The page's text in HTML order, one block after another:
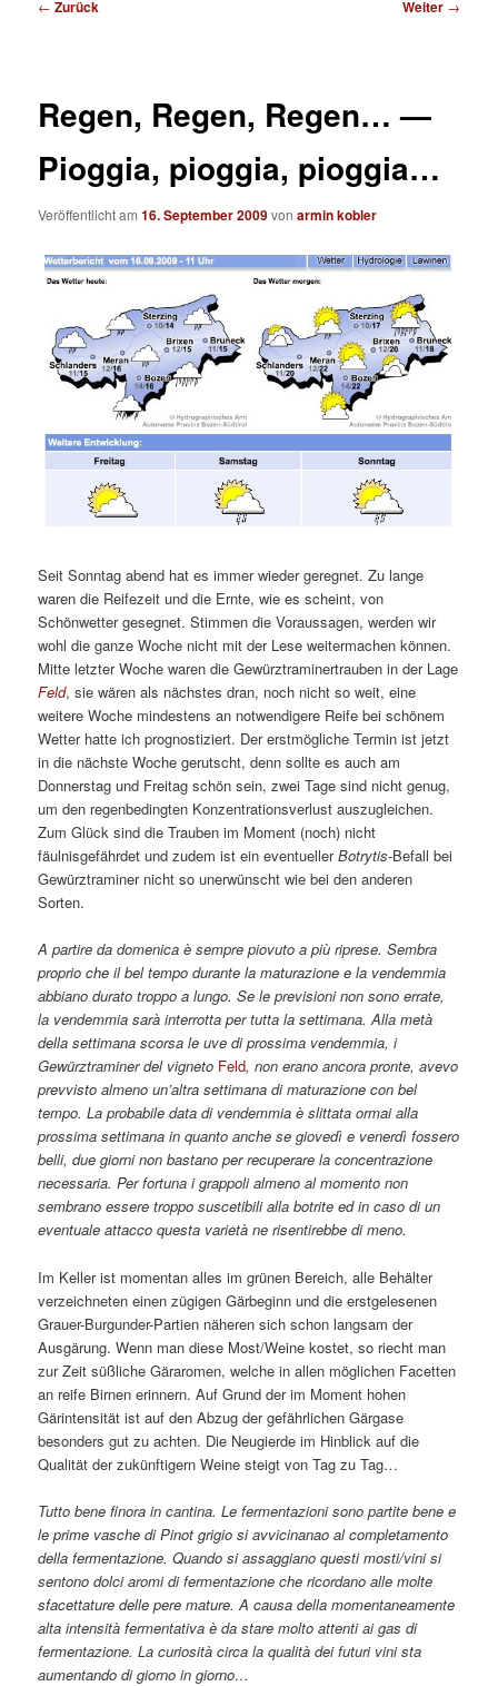
← Zurück Weiter →
Regen, Regen, Regen… —
Pioggia, pioggia, pioggia…
Veröffentlicht am16. September 2009vonarmin kobler
Seit Sonntag abend hat es immer wieder geregnet. Zu lange
waren die Reifezeit und die Ernte, wie es scheint, von
Schönwetter gesegnet. Stimmen die Voraussagen, werden wir
wohl die ganze Woche nicht mit der Lese weitermachen können.
Mitte letzter Woche waren die Gewürztraminertrauben in der Lage
Feld, sie wären als nächstes dran, noch nicht so weit, eine
weitere Woche mindestens an notwendigere Reife bei schönem
Wetter hatte ich prognostiziert. Der erstmögliche Termin ist jetzt
in die nächste Woche gerutscht, denn sollte es auch am
Donnerstag und Freitag schön sein, zwei Tage sind nicht genug,
um den regenbedingten Konzentrationsverlust auszugleichen.
Zum Glück sind die Trauben im Moment (noch) nicht
fäulnisgefährdet und zudem ist ein eventuellerBotrytis-Befall bei
Gewürztraminer nicht so unerwünscht wie bei den anderen
Sorten.
A partire da domenica è sempre piovuto a più riprese. Sembra
proprio che il bel tempo durante la maturazione e la vendemmia
abbiano durato troppo a lungo. Se le previsioni non sono errate,
la vendemmia sarà interrotta per tutta la settimana. Alla metà
della settimana scorsa le uve di prossima vendemmia, i
Gewürztraminer del vigneto Feld, non erano ancora pronte, avevo
prevvisto almeno un’altra settimana di maturazione con bel
tempo. La probabile data di vendemmia è slittata ormai alla
prossima settimana in quanto anche se giovedì e venerdì fossero
belli, due giorni non bastano per recuperare la concentrazione
necessaria. Per fortuna i grappoli almeno al momento non
sembrano essere troppo suscetibili alla botrite ed in caso di un
eventuale attacco questa varietà ne risentirebbe di meno.
Im Keller ist momentan alles im grünen Bereich, alle Behälter
verzeichneten einen zügigen Gärbeginn und die erstgelesenen
Grauer-Burgunder-Partien näheren sich schon langsam der
Ausgärung. Wenn man diese Most/Weine kostet, so riecht man
zur Zeit süßliche Gäraromen, welche in allen möglichen Facetten
an reife Birnen erinnern. Auf Grund der im Moment hohen
Gärintensität ist auf den Abzug der gefährlichen Gärgase
besonders gut zu achten. Die Neugierde im Hinblick auf die
Qualität der zukünftigern Weine steigt von Tag zu Tag…
Tutto bene finora in cantina. Le fermentazioni sono partite bene e
le prime vasche di Pinot grigio si avvicinanao al completamento
della fermentazione. Quando si assaggiano questi mosti/vini si
sentono dolci aromi di fermentazione che ricordano alle molte
sfacettature delle pere mature. A causa della momentaneamente
alta intensità fermentativa è da stare molto attenti ai gas di
fermentazione.La curiosità circa la qualità dei futuri vini sta
aumentando di giorno in giorno…